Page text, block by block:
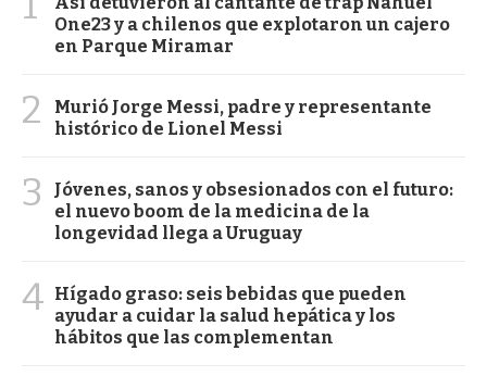
One23 y a chilenos que explotaron un cajero
en Parque Miramar
2
Murió Jorge Messi, padre y representante
histórico de Lionel Messi
3
Jóvenes, sanos y obsesionados con el futuro:
el nuevo boom de la medicina de la
longevidad llega a Uruguay
4 Hígado graso: seis bebidas que pueden
ayudar a cuidar la salud hepática y los
hábitos que las complementan